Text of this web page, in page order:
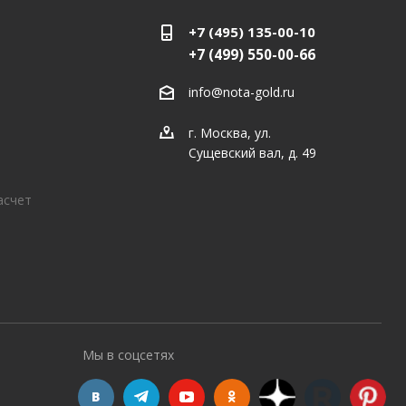
+7 (495) 135-00-10
+7 (499) 550-00-66
info@nota-gold.ru
г. Москва, ул.
Сущевский вал, д. 49
Мы в соцсетях